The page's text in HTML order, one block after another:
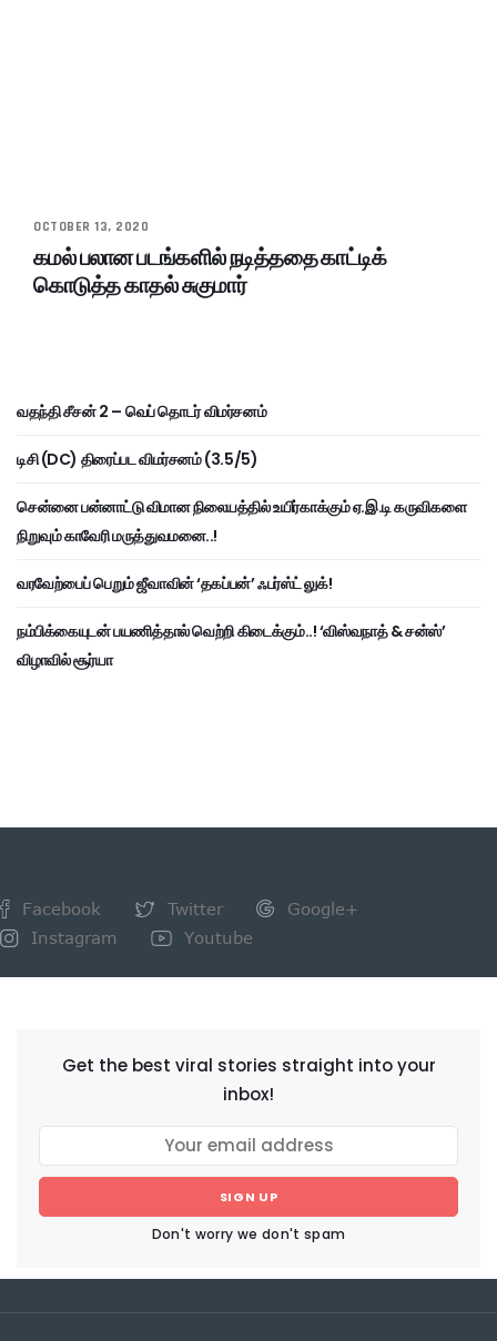
OCTOBER 13, 2020
கமல் பலான படங்களில் நடித்ததை காட்டிக்
கொடுத்த காதல் சுகுமார்
வதந்தி சீசன் 2 – வெப் தொடர் விமர்சனம்
டிசி (DC) திரைப்பட விமர்சனம் (3.5/5)
சென்னை பன்னாட்டு விமான நிலையத்தில் உயிர்காக்கும் ஏ.இ.டி கருவிகளை
நிறுவும் காவேரி மருத்துவமனை..!
வரவேற்பைப் பெறும் ஜீவாவின் ‘தகப்பன்’ ஃபர்ஸ்ட் லுக்!
நம்பிக்கையுடன் பயணித்தால் வெற்றி கிடைக்கும்..! ‘விஸ்வநாத் & சன்ஸ்’
விழாவில் சூர்யா
Facebook Twitter
Google+
Instagram
Youtube
Get the best viral stories straight into your
inbox!
SIGN UP
Don't worry we don't spam